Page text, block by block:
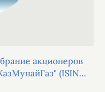
акционеров
(ISIN